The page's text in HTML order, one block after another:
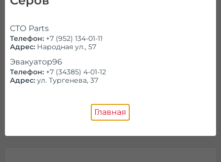
Работаем ежедневно и круглосуточно
Справочник
вопросы
СТО Parts
Телефон: +7 (952) 134-01-11
Адрес: Народная ул., 57
Эвакуатор96
Телефон: +7 (34385) 4-01-12
Адрес: ул. Тургенева, 37
Главная